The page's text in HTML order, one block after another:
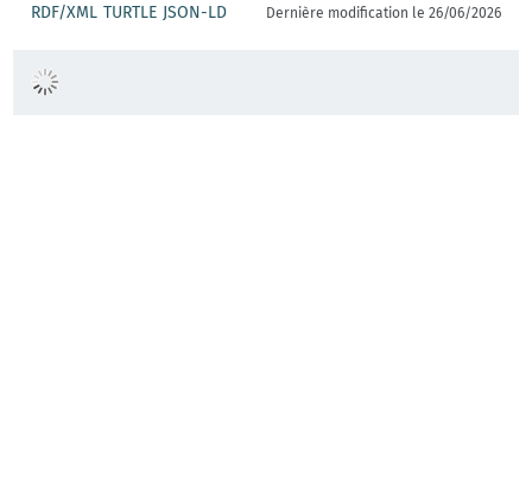
RDF/XML TURTLE JSON-LD Dernière modification le 26/06/2026